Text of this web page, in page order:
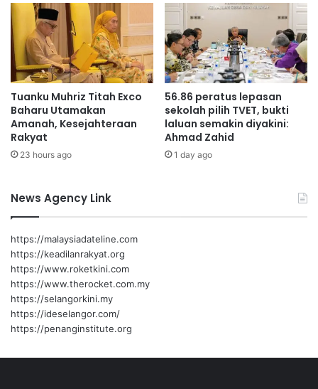
pelbagai inisiatif termasuk Rancangan Pendidikan Malaysia
(RPM) serta pelaksanaan kurikulum baharu yang memberi
penekanan kepada pendedahan awal TVET di peringkat
sekolah.
“Dengan sokongan semua pihak, kita yakin ekosistem
TVET negara akan terus berkembang dan kekal relevan
dalam mendepani cabaran ekonomi masa depan,” katanya.
n
a
l
R
e
l
a
t
i
o
n
i
n
t
e
r
m
a
K
P
M
M
a
k
a
n
P
r
o
s
e
Tuanku Muhriz Titah Exco
Baharu Utamakan
Amanah, Kesejahteraan
Rakyat
23 hours ago
56.86 peratus lepasan
sekolah pilih TVET, bukti
laluan semakin diyakini:
Ahmad Zahid
1 day ago
News Agency Link
https://malaysiadateline.com
https://keadilanrakyat.org
https://www.roketkini.com
https://www.therocket.com.my
https://selangorkini.my
https://ideselangor.com/
https://penanginstitute.org